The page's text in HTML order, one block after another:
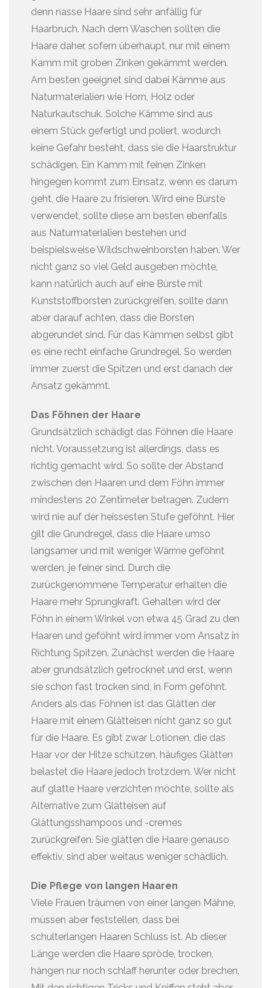
denn nasse Haare sind sehr anfällig für
Haarbruch. Nach dem Waschen sollten die
Haare daher, sofern überhaupt, nur mit einem
Kamm mit groben Zinken gekämmt werden.
Am besten geeignet sind dabei Kämme aus
Naturmaterialien wie Horn, Holz oder
Naturkautschuk. Solche Kämme sind aus
einem Stück gefertigt und poliert, wodurch
keine Gefahr besteht, dass sie die Haarstruktur
schädigen. Ein Kamm mit feinen Zinken
hingegen kommt zum Einsatz, wenn es darum
geht, die Haare zu frisieren. Wird eine Bürste
verwendet, sollte diese am besten ebenfalls
aus Naturmaterialien bestehen und
beispielsweise Wildschweinborsten haben. Wer
nicht ganz so viel Geld ausgeben möchte,
kann natürlich auch auf eine Bürste mit
Kunststoffborsten zurückgreifen, sollte dann
aber darauf achten, dass die Borsten
abgerundet sind. Für das Kämmen selbst gibt
es eine recht einfache Grundregel. So werden
immer zuerst die Spitzen und erst danach der
Ansatz gekämmt.
Das Föhnen der Haare
Grundsätzlich schädigt das Föhnen die Haare
nicht. Voraussetzung ist allerdings, dass es
richtig gemacht wird. So sollte der Abstand
zwischen den Haaren und dem Föhn immer
mindestens 20 Zentimeter betragen. Zudem
wird nie auf der heissesten Stufe geföhnt. Hier
gilt die Grundregel, dass die Haare umso
langsamer und mit weniger Wärme geföhnt
werden, je feiner sind. Durch die
zurückgenommene Temperatur erhalten die
Haare mehr Sprungkraft. Gehalten wird der
Föhn in einem Winkel von etwa 45 Grad zu den
Haaren und geföhnt wird immer vom Ansatz in
Richtung Spitzen. Zunächst werden die Haare
aber grundsätzlich getrocknet und erst, wenn
sie schon fast trocken sind, in Form geföhnt.
Anders als das Föhnen ist das Glätten der
Haare mit einem Glätteisen nicht ganz so gut
für die Haare. Es gibt zwar Lotionen, die das
Haar vor der Hitze schützen, häufiges Glätten
belastet die Haare jedoch trotzdem. Wer nicht
auf glatte Haare verzichten möchte, sollte als
Alternative zum Glätteisen auf
Glättungsshampoos und -cremes
zurückgreifen. Sie glätten die Haare genauso
effektiv, sind aber weitaus weniger schädlich.
Die Pflege von langen Haaren
Viele Frauen träumen von einer langen Mähne,
müssen aber feststellen, dass bei
schulterlangen Haaren Schluss ist. Ab dieser
Länge werden die Haare spröde, trocken,
hängen nur noch schlaff herunter oder brechen.